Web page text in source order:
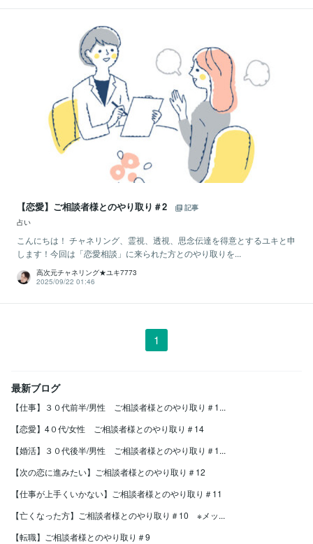
【恋愛】ご相談者様とのやり取り＃2
記事
占い
こんにちは！ チャネリング、霊視、透視、思念伝達を得意とするユキと申
します！今回は「恋愛相談」に来られた方とのやり取りを...
高次元チャネリング★ユキ7773
2025/09/22 01:46
1
最新ブログ
【仕事】３０代前半/男性 ご相談者様とのやり取り＃1...
【恋愛】4０代/女性 ご相談者様とのやり取り＃14
【婚活】３０代後半/男性 ご相談者様とのやり取り＃1...
【次の恋に進みたい】ご相談者様とのやり取り＃12
【仕事が上手くいかない】ご相談者様とのやり取り＃11
【亡くなった方】ご相談者様とのやり取り＃10 ※メッ...
【転職】ご相談者様とのやり取り＃9